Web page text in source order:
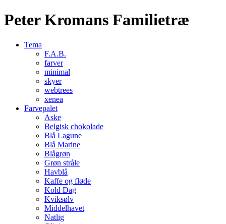
Peter Kromans Familietræ
Tema
F.A.B.
farver
minimal
skyer
webtrees
xenea
Farvepalet
Aske
Belgisk chokolade
Blå Lagune
Blå Marine
Blågrøn
Grøn stråle
Havblå
Kaffe og fløde
Kold Dag
Kviksølv
Middelhavet
Natlig